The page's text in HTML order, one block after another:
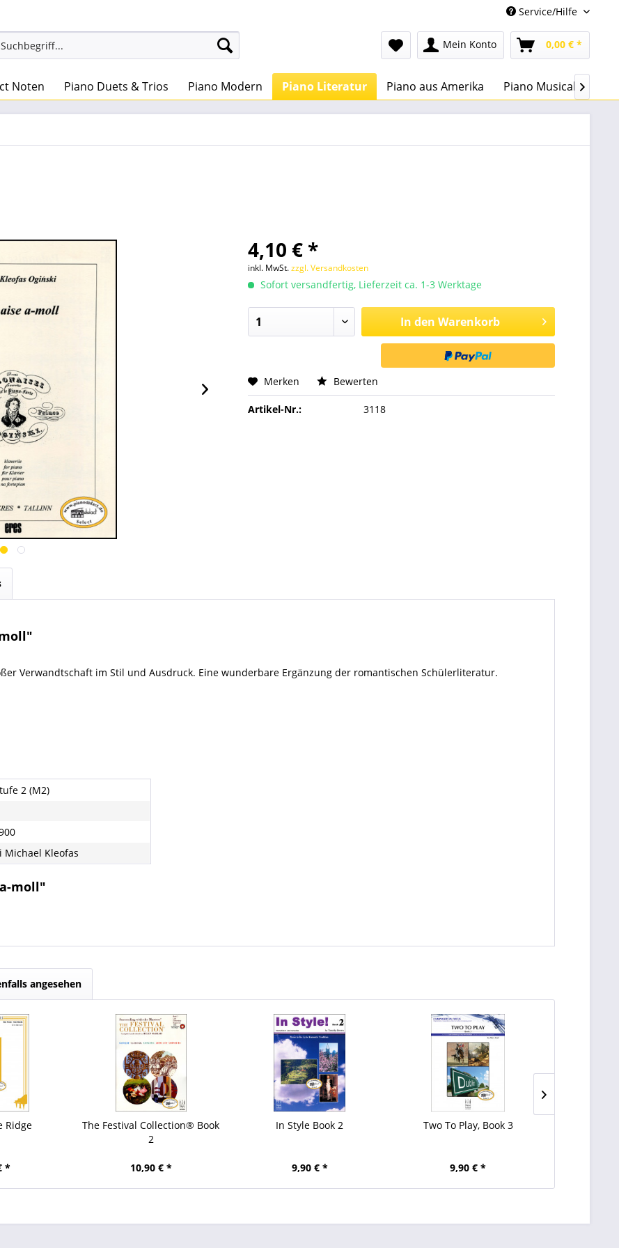
Service/Hilfe
Mein Konto 0,00 € *
Noten Piano Duets & Trios Piano Modern Piano Literatur Piano aus Amerika Piano Musical 
4,10 € *
inkl. MwSt.zzgl. Versandkosten
Sofort versandfertig, Lieferzeit ca. 1-3 Werktage
In den Warenkorb
Merken Bewerten
Artikel-Nr.: 3118
Verwandtschaft im Stil und Ausdruck. Eine wunderbare Ergänzung der romantischen Schülerliteratur.
2 (M2)
Michael Kleofas
moll"
angesehen
Ridge
*
The Festival Collection® Book
2
10,90 € *
In Style Book 2
9,90 € *
Two To Play, Book 3
9,90 € *